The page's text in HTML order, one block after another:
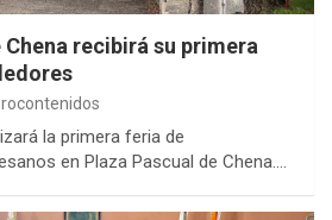
Chena recibirá su primera
rocontenidos
la primera feria de
en Plaza Pascual de Chena.…